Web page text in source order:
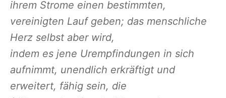
ihrem Strome einen bestimmten,
vereinigten Lauf geben; das menschliche
Herz selbst aber wird,
indem es jene Urempfindungen in sich
aufnimmt, unendlich erkräftigt und
erweitert, fähig sein, die